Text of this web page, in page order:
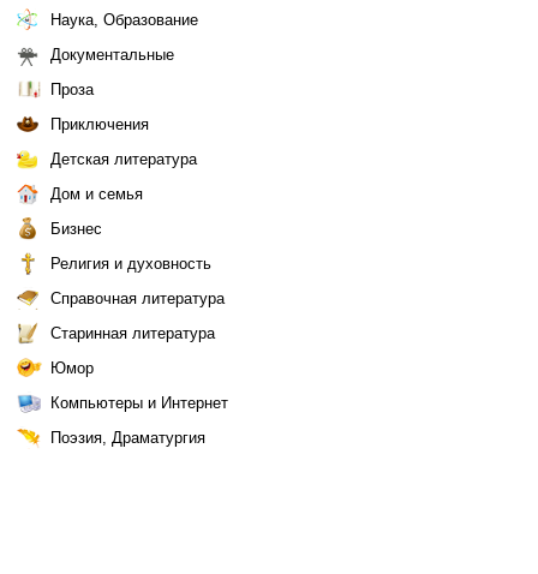
Наука, Образование
Документальные
Проза
Приключения
Детская литература
Дом и семья
Бизнес
Религия и духовность
Справочная литература
Старинная литература
Юмор
Компьютеры и Интернет
Поэзия, Драматургия